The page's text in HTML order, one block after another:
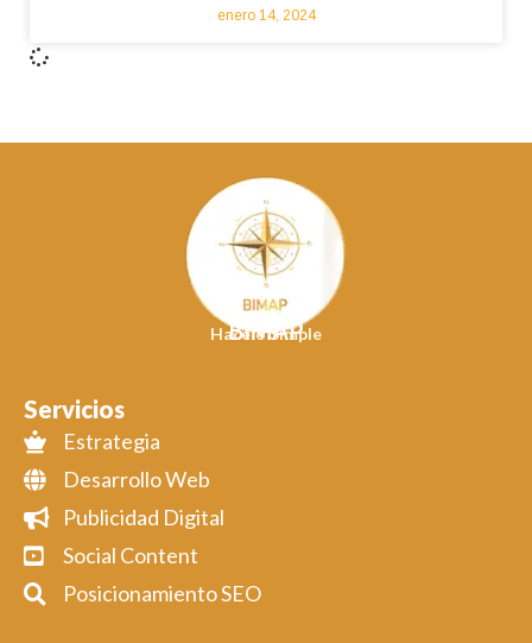
enero 14, 2024
BIMAP
Hacelo Simple
Servicios
Estrategia
Desarrollo Web
Publicidad Digital
Social Content
Posicionamiento SEO